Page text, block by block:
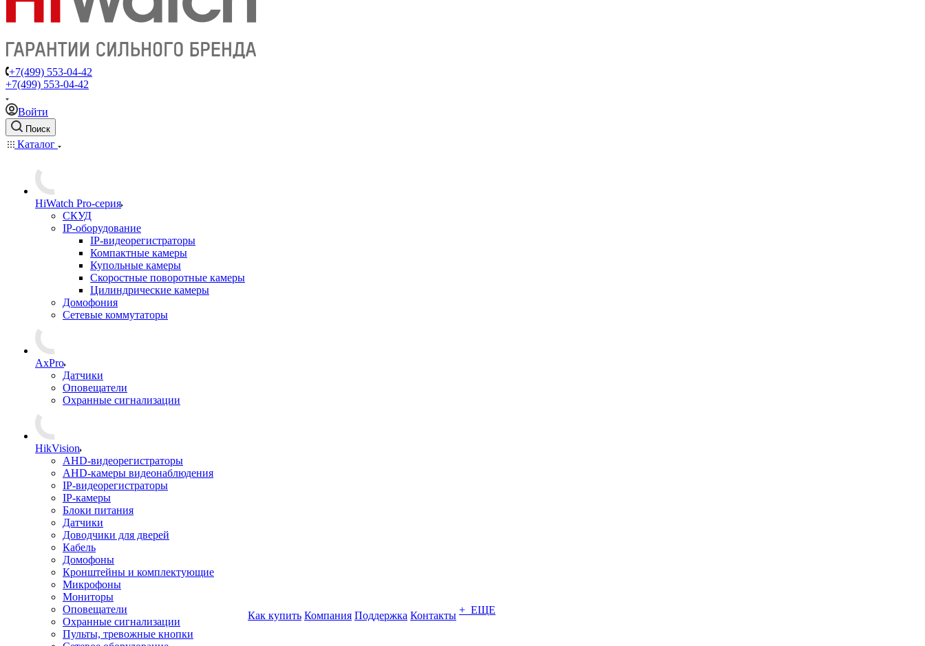
+7(499) 553-04-42
+7(499) 553-04-42
Войти
Поиск
Каталог
HiWatch Pro-серия
CКУД
IP-оборудование
IP-видеорегистраторы
Компактные камеры
Купольные камеры
Скоростные поворотные камеры
Цилиндрические камеры
Домофония
Сетевые коммутаторы
AxPro
Датчики
Оповещатели
Охранные сигнализации
HikVision
AHD-видеорегистраторы
AHD-камеры видеонаблюдения
IP-видеорегистраторы
IP-камеры
Блоки питания
Датчики
Доводчики для дверей
Кабель
Домофоны
Кронштейны и комплектующие
Микрофоны
Мониторы
Оповещатели
Охранные сигнализации
Пульты, тревожные кнопки
Как купить Компания Поддержка Контакты + ЕЩЕ